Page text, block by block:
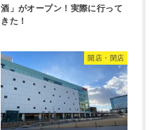
酒」がオープン！実際に行って
きた！
開店・閉店